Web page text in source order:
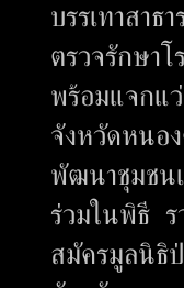
บรรเทาสา
ตรวจรักษา
พร้อมแจกแ
จังหวัดหนอ
พัฒนาชุมชน
ร่วมในพิธี ร
สมัครมูลนิธิ